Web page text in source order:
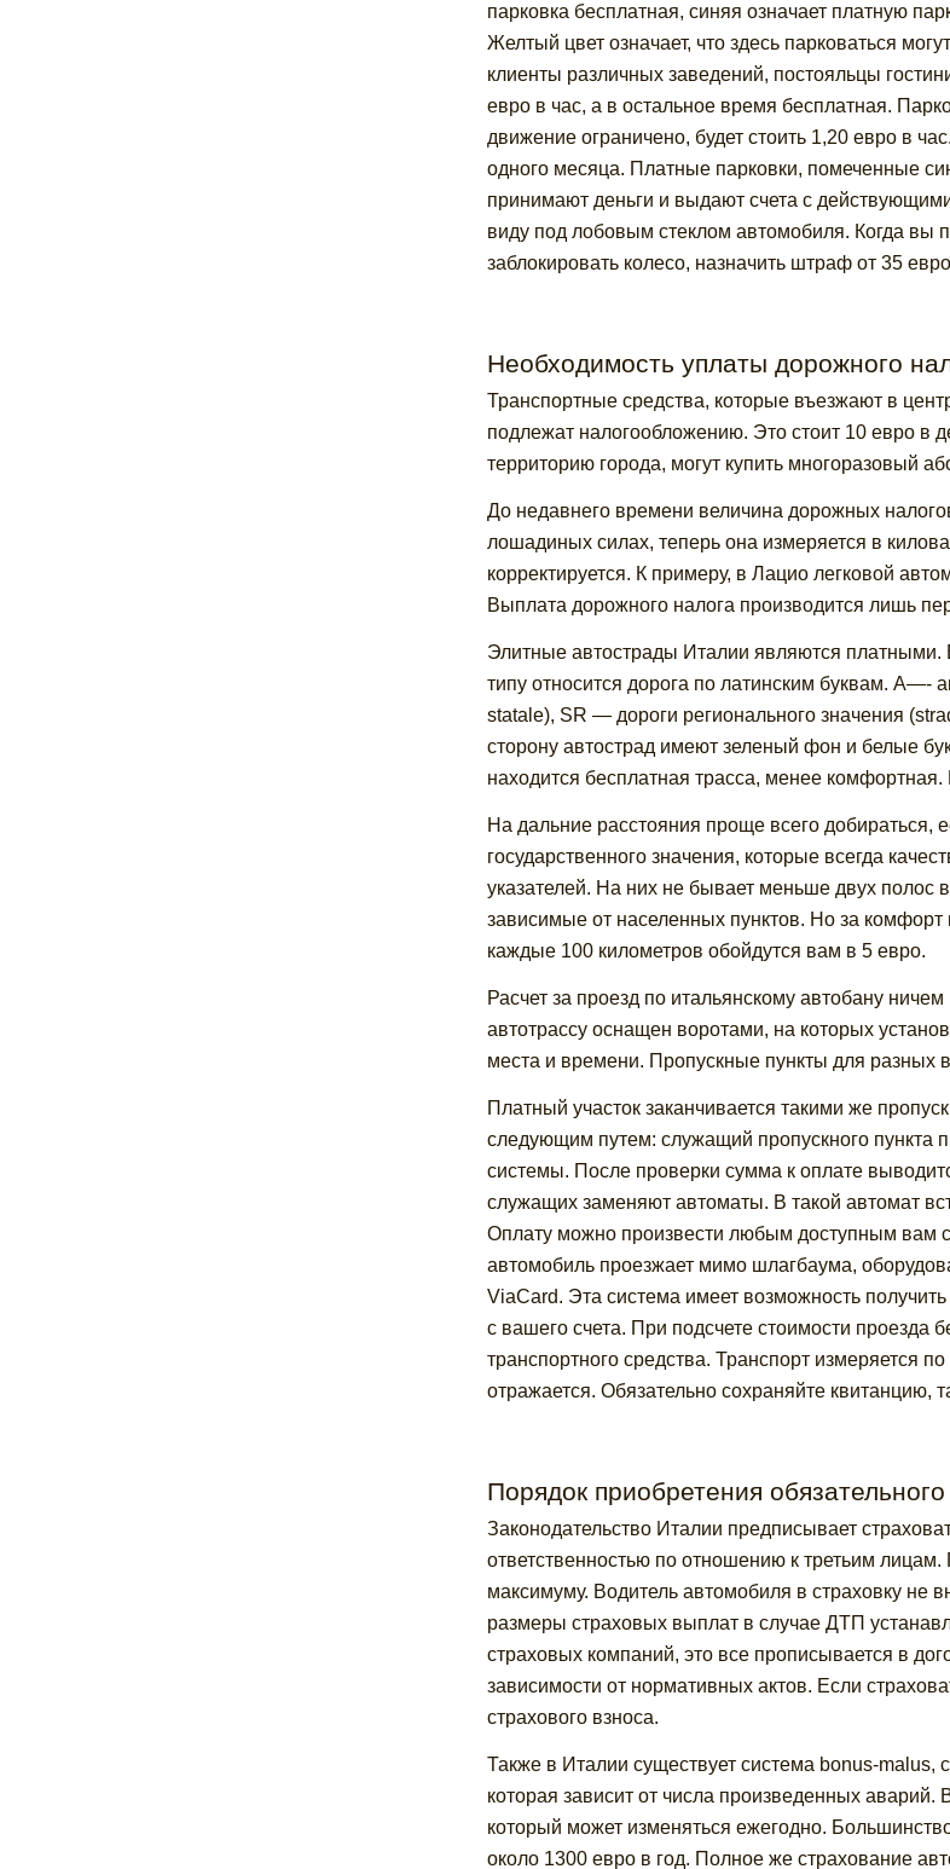
парковка бесплатная, синяя означает платную
Желтый цвет означает, что здесь парковаться
клиенты различных заведений, постояльцы
евро в час, а в остальное время бесплатная.
движение ограничено, будет стоить 1,20 евро в
одного месяца. Платные парковки, помеченные
принимают деньги и выдают счета с
виду под лобовым стеклом автомобиля. Когда вы
заблокировать колесо, назначить штраф от 35
Необходимость уплаты дорожного
Транспортные средства, которые въезжают в
подлежат налогообложению. Это стоит 10 евро в
территорию города, могут купить многоразовый
До недавнего времени величина дорожных
лошадиных силах, теперь она измеряется в
корректируется. К примеру, в Лацио легковой
Выплата дорожного налога производится лишь
Элитные автострады Италии являются платными.
типу относится дорога по латинским буквам. А—-
statale), SR — дороги регионального значения
сторону автострад имеют зеленый фон и белые
находится бесплатная трасса, менее
На дальние расстояния проще всего добираться,
государственного значения, которые всегда
указателей. На них не бывает меньше двух
зависимые от населенных пунктов. Но за комфорт
каждые 100 километров обойдутся вам в 5 евро.
Расчет за проезд по итальянскому автобану
автотрассу оснащен воротами, на которых
места и времени. Пропускные пункты для разных
Платный участок заканчивается такими же
следующим путем: служащий пропускного пункта
системы. После проверки сумма к оплате
служащих заменяют автоматы. В такой автомат
Оплату можно произвести любым доступным вам
автомобиль проезжает мимо шлагбаума,
ViaCard. Эта система имеет возможность
с вашего счета. При подсчете стоимости проезда
транспортного средства. Транспорт измеряется
отражается. Обязательно сохраняйте квитанцию,
Порядок приобретения
Законодательство Италии предписывает
ответственностью по отношению к третьим
максимуму. Водитель автомобиля в страховку не
размеры страховых выплат в случае ДТП
страховых компаний, это все прописывается в
зависимости от нормативных актов. Если
страхового взноса.
Также в Италии существует система bonus-malus,
которая зависит от числа произведенных аварий.
который может изменяться ежегодно.
около 1300 евро в год. Полное же страхование